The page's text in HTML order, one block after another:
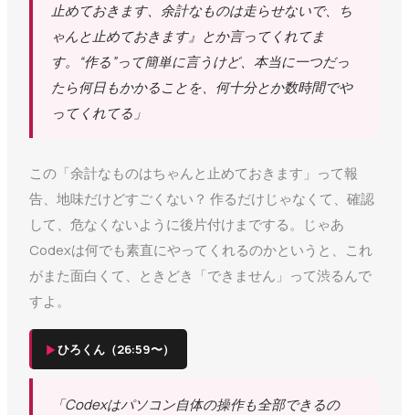
止めておきます、余計なものは走らせないで、ち
ゃんと止めておきます』とか言ってくれてま
す。“作る”って簡単に言うけど、本当に一つだっ
たら何日もかかることを、何十分とか数時間でや
ってくれてる」
この「余計なものはちゃんと止めておきます」って報
告、地味だけどすごくない？ 作るだけじゃなくて、確認
して、危なくないように後片付けまでする。じゃあ
Codexは何でも素直にやってくれるのかというと、これ
がまた面白くて、ときどき「できません」って渋るんで
すよ。
▶ひろくん（26:59〜）
「Codexはパソコン自体の操作も全部できるの